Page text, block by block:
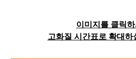
이미지를 클릭
고화질 시간표로 확대하